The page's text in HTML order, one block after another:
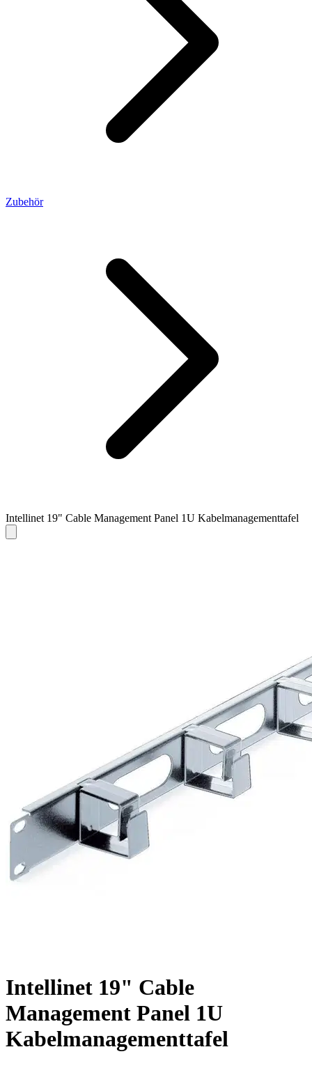
Zubehör
Intellinet 19" Cable Management Panel 1U Kabelmanagementtafel
Intellinet 19" Cable
Management Panel 1U
Kabelmanagementtafel